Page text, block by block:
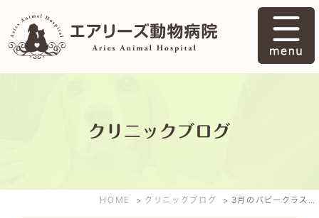
クリニックブログ
HOME クリニックブログ